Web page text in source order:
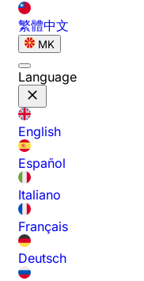
繁體中文
MK
Language
English
Español
Italiano
Français
Deutsch